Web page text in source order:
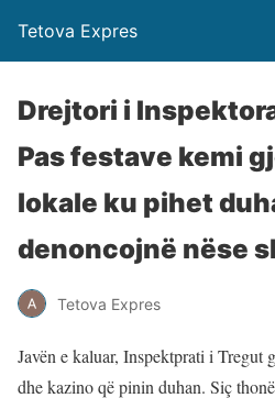
Tetova Expres
Drejtori i
Pas festave kemi
lokale ku pihet
denoncojnë nëse
Tetova Expres
Javën e kaluar, Inspektprati i
dhe kazino që pinin duhan. Siç